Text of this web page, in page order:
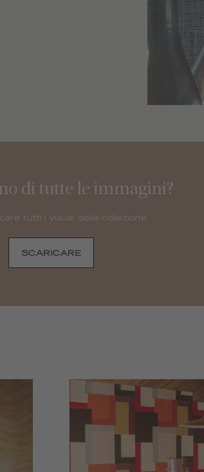
di tutte le immagini?
tutti i visual della collezione
SCARICARE